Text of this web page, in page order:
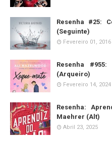
Resenha #25:
(Seguinte)
Fevereiro 01, 2016
Resenha
(Arqueiro)
Fevereiro 14, 2024
Resenha:
Maehrer (Alt)
Abril 23, 2025